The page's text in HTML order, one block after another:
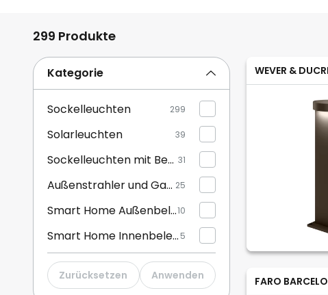
WEVER &
FARO
Kategorie
Sockelleuchten 299
Solarleuchten 39
Sockelleuchten mit Bewegungsmelder 31
Außenstrahler und Gartenstrahler 25
Smart Home Außenbeleuchtung10
Smart Home Innenbeleuchtung 5
Wegeleuchten, Pollerleuchten 3
Bodeneinbauleuchten Außen1
Zurücksetzen Anwenden
299 Produkte